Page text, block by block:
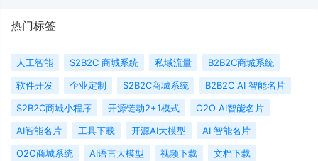
热门标签
人工智能 S2B2C 商城系统 私域流量
B2B2C商城系统
软件开发
企业定制 S2B2C商城系统
B2B2C AI 智能名片
S2B2C商城小程序
开源链动2+1模式
O2O AI智能名片
AI智能名片
工具下载 开源AI大模型
AI 智能名片
O2O商城系统
AI语言大模型 视频下载
文档下载